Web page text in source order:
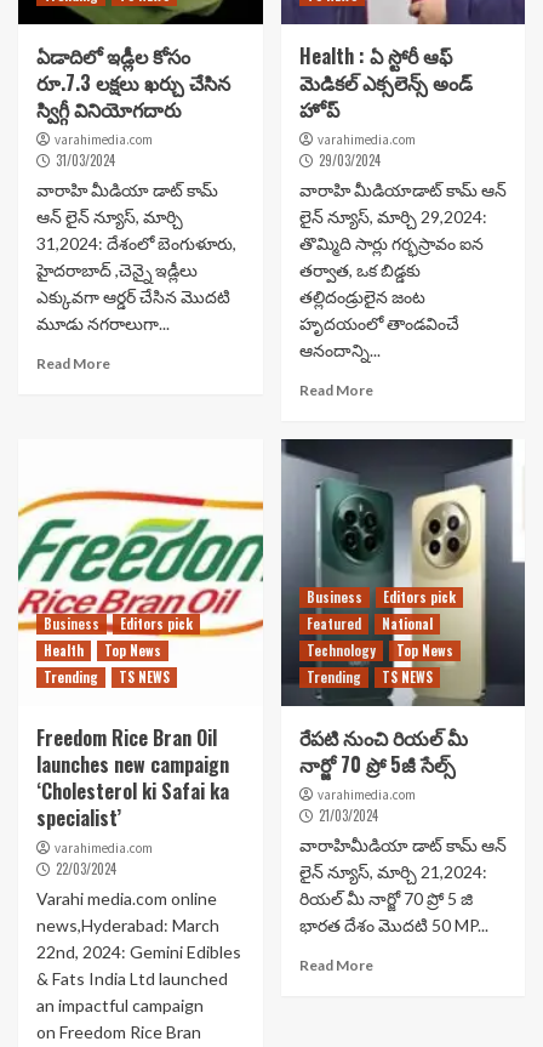
ఏడాదిలో ఇడ్లీల కోసం
రూ.7.3 లక్షలు ఖర్చు చేసిన
స్విగ్గీ వినియోగదారు
varahimedia.com
31/03/2024
వారాహి మీడియా డాట్ కామ్
ఆన్ లైన్ న్యూస్, మార్చి
31,2024: దేశంలో బెంగుళూరు,
హైదరాబాద్ ,చెన్నై ఇడ్లీలు
ఎక్కువగా ఆర్డర్ చేసిన మొదటి
మూడు నగరాలుగా...
Read More
Health : ఏ స్టోరీ ఆఫ్
మెడికల్ ఎక్సలెన్స్ అండ్
హోప్
varahimedia.com
29/03/2024
వారాహి మీడియాడాట్ కామ్ ఆన్
లైన్ న్యూస్, మార్చి 29,2024:
తొమ్మిది సార్లు గర్భస్రావం ఐన
తర్వాత, ఒక బిడ్డకు
తల్లిదండ్రులైన జంట
హృదయంలో తాండవించే
ఆనందాన్ని...
Read More
Business
Editors pick
Health
Top News
Trending
TS NEWS
Freedom Rice Bran Oil
launches new campaign
‘Cholesterol ki Safai ka
specialist’
varahimedia.com
22/03/2024
Varahi media.com online
news,Hyderabad: March
22nd, 2024: Gemini Edibles
& Fats India Ltd launched
an impactful campaign
on Freedom Rice Bran
Business
Editors pick
Featured
National
Technology
Top News
Trending
TS NEWS
రేపటి నుంచి రియల్ మీ
నార్జో 70 ప్రో 5జీ సేల్స్
varahimedia.com
21/03/2024
వారాహిమీడియా డాట్ కామ్ ఆన్
లైన్ న్యూస్, మార్చి 21,2024:
రియల్ మీ నార్జో 70 ప్రో 5 జి
భారత దేశం మొదటి 50 MP...
Read More